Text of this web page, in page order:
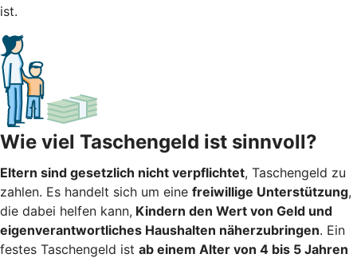
ist.
Wie viel Taschengeld ist sinnvoll?
Eltern sind gesetzlich nicht verpflichtet, Taschengeld zu
zahlen. Es handelt sich um eine freiwillige Unterstützung,
die dabei helfen kann, Kindern den Wert von Geld und
eigenverantwortliches Haushalten näherzubringen. Ein
festes Taschengeld ist ab einem Alter von 4 bis 5 Jahren